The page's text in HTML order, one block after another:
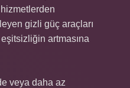
gizli güç araçları
artmasına
veya daha az